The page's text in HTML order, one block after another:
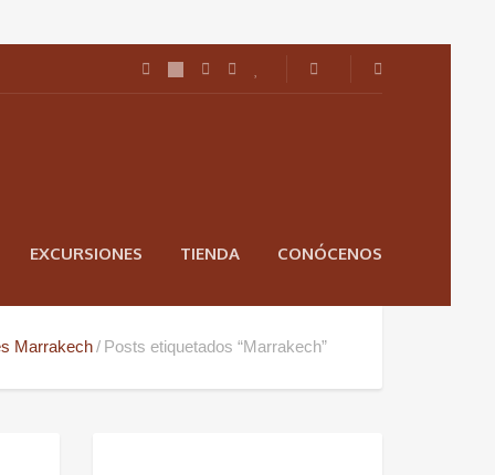
EXCURSIONES TIENDA CONÓCENOS
Marrakech Posts etiquetados “Marrakech”